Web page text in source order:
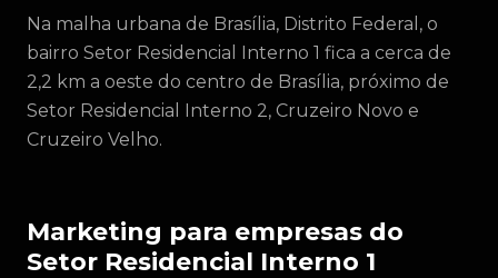
Na malha urbana de Brasília, Distrito Federal, o
bairro Setor Residencial Interno 1 fica a cerca de
2,2 km a oeste do centro de Brasília, próximo de
Setor Residencial Interno 2, Cruzeiro Novo e
Cruzeiro Velho.
Marketing para empresas do
Setor Residencial Interno 1